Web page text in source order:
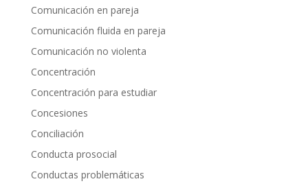
Comunicación en pareja
Comunicación fluida en pareja
Comunicación no violenta
Concentración
Concentración para estudiar
Concesiones
Conciliación
Conducta prosocial
Conductas problemáticas